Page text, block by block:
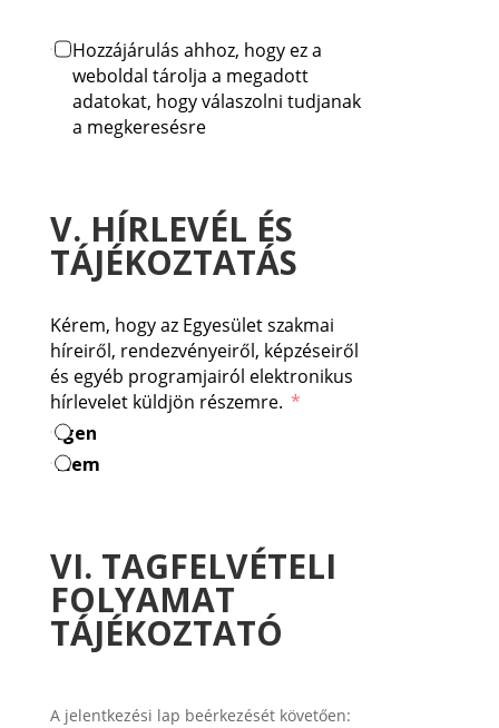
Hozzájárulás ahhoz, hogy ez a
weboldal tárolja a megadott
adatokat, hogy válaszolni tudjanak
a megkeresésre
V. HÍRLEVÉL ÉS
TÁJÉKOZTATÁS
Kérem, hogy az Egyesület szakmai
híreiről, rendezvényeiről, képzéseiről
és egyéb programjairól elektronikus
hírlevelet küldjön részemre.
Igen
Nem
VI. TAGFELVÉTELI
FOLYAMAT
TÁJÉKOZTATÓ
A jelentkezési lap beérkezését követően: